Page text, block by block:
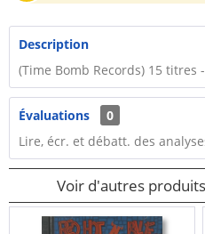
Description
(Time Bomb Records) 15 titres
Évaluations
0
Lire, écr. et débatt. des
Voir d'autres